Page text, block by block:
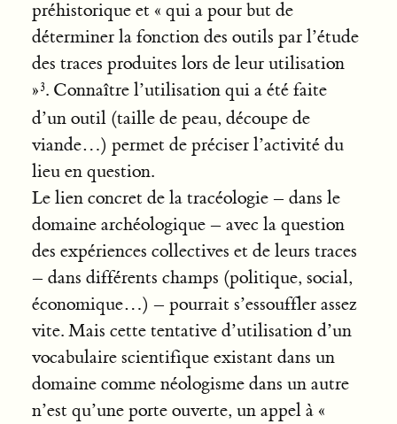
préhistorique et « qui a pour but de
déterminer la fonction des outils par l’étude
des traces produites lors de leur utilisation
» . Connaître l’utilisation qui a été faite
d’un outil (taille de peau, découpe de
viande…) permet de préciser l’activité du
lieu en question.
Le lien concret de la tracéologie – dans le
domaine archéologique – avec la question
des expériences collectives et de leurs traces
– dans différents champs (politique, social,
économique…) – pourrait s’essouffler assez
vite. Mais cette tentative d’utilisation d’un
vocabulaire scientifique existant dans un
domaine comme néologisme dans un autre
n’est qu’une porte ouverte, un appel à «